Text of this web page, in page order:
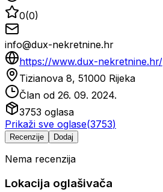
0(0)
info@dux-nekretnine.hr
https://www.dux-nekretnine.hr/
Tizianova 8, 51000 Rijeka
Član od 26. 09. 2024.
3753 oglasa
Prikaži sve oglase(3753)
Recenzije Dodaj
Nema recenzija
Lokacija oglašivača